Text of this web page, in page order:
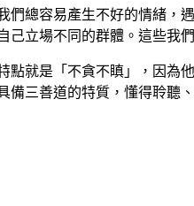
們總容易產生不好的情緒
立場不同的群體。這些我
點就是「不貪不瞋」，因
備三善道的特質，懂得聆